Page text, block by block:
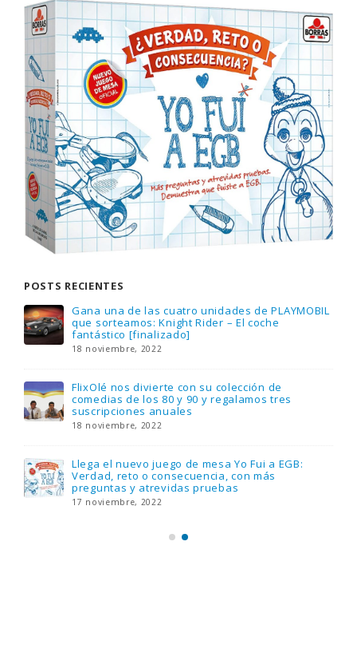
POSTS RECIENTES
Gana una de las cuatro unidades de PLAYMOBIL
que sorteamos: Knight Rider – El coche
fantástico [finalizado]
18 noviembre, 2022
FlixOlé nos divierte con su colección de
comedias de los 80 y 90 y regalamos tres
suscripciones anuales
18 noviembre, 2022
Llega el nuevo juego de mesa Yo Fui a EGB:
Verdad, reto o consecuencia, con más
preguntas y atrevidas pruebas
17 noviembre, 2022